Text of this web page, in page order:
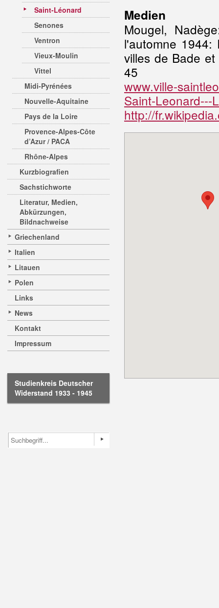
Saint-Léonard
Senones
Ventron
Vieux-Moulin
Vittel
Midi-Pyrénées
Nouvelle-Aquitaine
Pays de la Loire
Provence-Alpes-Côte
d’Azur / PACA
Rhône-Alpes
Kurzbiografien
Sachstichworte
Literatur, Medien,
Abkürzungen,
Bildnachweise
Griechenland
Italien
Litauen
Polen
Links
News
Kontakt
Impressum
Studienkreis Deutscher
Widerstand 1933 - 1945
Medien
Mougel,
l'automne 1944:
villes de Bade
45
www.ville-
Saint-Leonard---
http://